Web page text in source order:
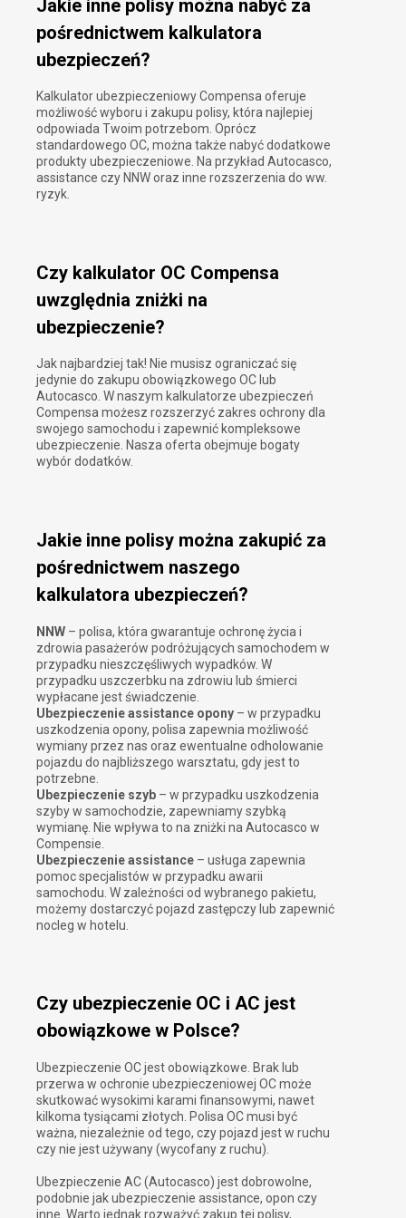
Jakie inne polisy można nabyć za
pośrednictwem kalkulatora
ubezpieczeń?
Kalkulator ubezpieczeniowy Compensa oferuje
możliwość wyboru i zakupu polisy, która najlepiej
odpowiada Twoim potrzebom. Oprócz
standardowego OC, można także nabyć dodatkowe
produkty ubezpieczeniowe. Na przykład Autocasco,
assistance czy NNW oraz inne rozszerzenia do ww.
ryzyk.
Czy kalkulator OC Compensa
uwzględnia zniżki na
ubezpieczenie?
Jak najbardziej tak! Nie musisz ograniczać się
jedynie do zakupu obowiązkowego OC lub
Autocasco. W naszym kalkulatorze ubezpieczeń
Compensa możesz rozszerzyć zakres ochrony dla
swojego samochodu i zapewnić kompleksowe
ubezpieczenie. Nasza oferta obejmuje bogaty
wybór dodatków.
Jakie inne polisy można zakupić za
pośrednictwem naszego
kalkulatora ubezpieczeń?
NNW – polisa, która gwarantuje ochronę życia i
zdrowia pasażerów podróżujących samochodem w
przypadku nieszczęśliwych wypadków. W
przypadku uszczerbku na zdrowiu lub śmierci
wypłacane jest świadczenie.
Ubezpieczenie assistance opony – w przypadku
uszkodzenia opony, polisa zapewnia możliwość
wymiany przez nas oraz ewentualne odholowanie
pojazdu do najbliższego warsztatu, gdy jest to
potrzebne.
Ubezpieczenie szyb – w przypadku uszkodzenia
szyby w samochodzie, zapewniamy szybką
wymianę. Nie wpływa to na zniżki na Autocasco w
Compensie.
Ubezpieczenie assistance – usługa zapewnia
pomoc specjalistów w przypadku awarii
samochodu. W zależności od wybranego pakietu,
możemy dostarczyć pojazd zastępczy lub zapewnić
nocleg w hotelu.
Czy ubezpieczenie OC i AC jest
obowiązkowe w Polsce?
Ubezpieczenie OC jest obowiązkowe. Brak lub
przerwa w ochronie ubezpieczeniowej OC może
skutkować wysokimi karami finansowymi, nawet
kilkoma tysiącami złotych. Polisa OC musi być
ważna, niezależnie od tego, czy pojazd jest w ruchu
czy nie jest używany (wycofany z ruchu).
Ubezpieczenie AC (Autocasco) jest dobrowolne,
podobnie jak ubezpieczenie assistance, opon czy
inne. Warto jednak rozważyć zakup tej polisy,